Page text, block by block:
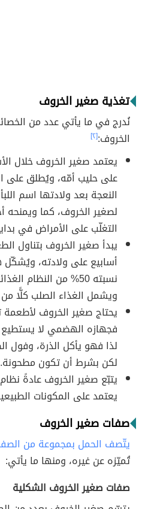
تغذية صغير الخروف
نُدرج في ما يأتي عدد من
الخروف:[٢]
يعتمد صغير الخروف خلال
على حليب أمّه، ويُطلق على
النعجة بعد ولادتها اسم
لصغير الخروف، كما
التغلّب على الأمراض في
أسابيع على ولادته، ويُشكّل
نسبته 50% من النظام
ويشمل الغذاء الصلب كلًّا
يحتاج صغير الخروف
فجهازه الهضمي لا يستطيع
لذا فهو يأكل الذرة، وفول
لكن بشرط أن تكون مطحونة.
يتبّع صغير الخروف عادةً
يعتمد على المكونات
صفات صغير الخروف
يتّصف الحمل بمجموعة من
تُميّزه عن غيره، ومنها ما يأتي:
صفات صغير الخروف الشكلية